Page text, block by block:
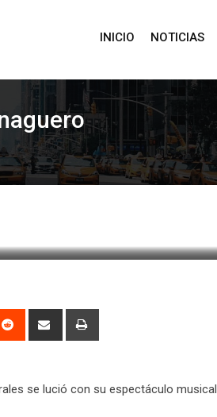
INICIO NOTICIAS
Reddit
Share
se lució con su espectáculo musical